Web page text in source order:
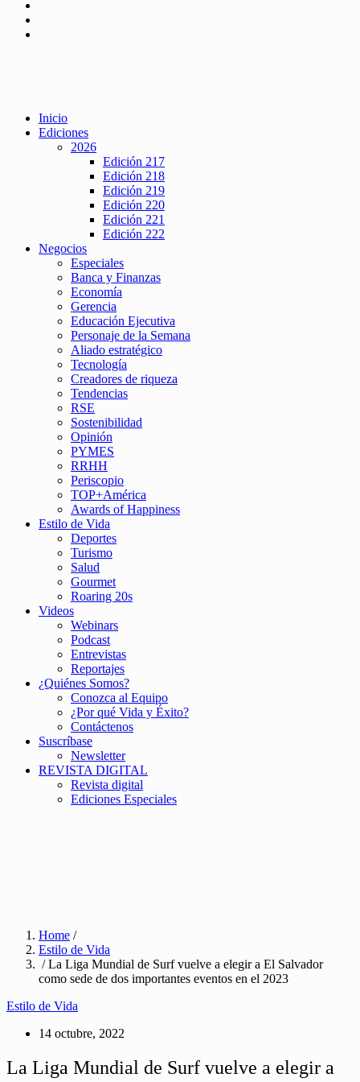
Inicio
Ediciones
2026
Edición 217
Edición 218
Edición 219
Edición 220
Edición 221
Edición 222
Negocios
Especiales
Banca y Finanzas
Economía
Gerencia
Educación Ejecutiva
Personaje de la Semana
Aliado estratégico
Tecnología
Creadores de riqueza
Tendencias
RSE
Sostenibilidad
Opinión
PYMES
RRHH
Periscopio
TOP+América
Awards of Happiness
Estilo de Vida
Deportes
Turismo
Salud
Gourmet
Roaring 20s
Videos
Webinars
Podcast
Entrevistas
Reportajes
¿Quiénes Somos?
Conozca al Equipo
¿Por qué Vida y Éxito?
Contáctenos
Suscríbase
Newsletter
REVISTA DIGITAL
Revista digital
Ediciones Especiales
Home /
Estilo de Vida
/ La Liga Mundial de Surf vuelve a elegir a El Salvador
como sede de dos importantes eventos en el 2023
Estilo de Vida
14 octubre, 2022
La Liga Mundial de Surf vuelve a elegir a